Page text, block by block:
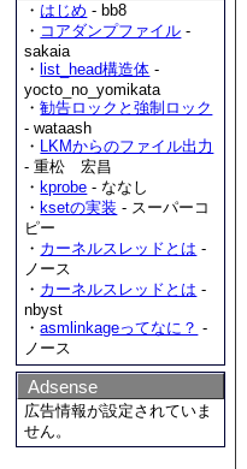
・ はじめ - bb8
・ コアダンプファイル -
sakaia
・ list_head構造体 -
yocto_no_yomikata
・勧告ロックと強制ロック
- wataash
・ LKMからのファイル出力
- 重松 宏昌
・ kprobe - ななし
・ ksetの実装 - スーパーコ
ピー
・ カーネルスレッドとは -
ノース
・ カーネルスレッドとは -
nbyst
・asmlinkageってなに？ -
ノース
Adsense
広告情報が設定されていま
せん。